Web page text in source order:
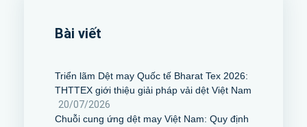
Bài viết
Triển lãm Dệt may Quốc tế Bharat Tex 2026:
THTTEX giới thiệu giải pháp vải dệt Việt Nam
20/07/2026
Chuỗi cung ứng dệt may Việt Nam: Quy định